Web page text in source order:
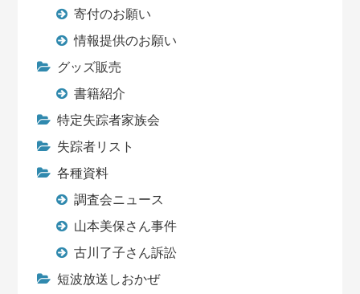
寄付のお願い
情報提供のお願い
グッズ販売
書籍紹介
特定失踪者家族会
失踪者リスト
各種資料
調査会ニュース
山本美保さん事件
古川了子さん訴訟
短波放送しおかぜ